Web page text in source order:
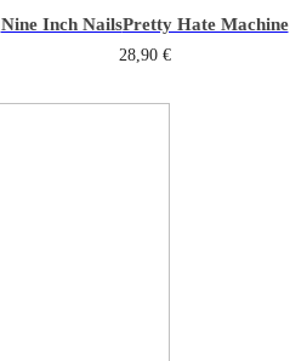
Nine Inch NailsPretty Hate Machine
28,90 €